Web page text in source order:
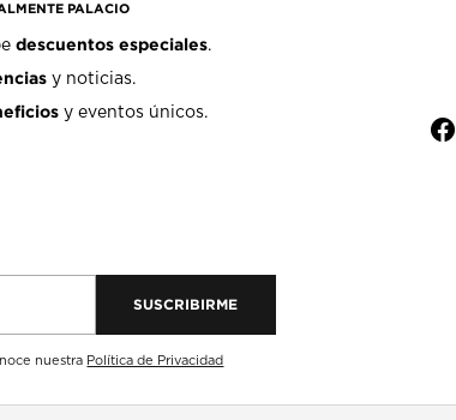
PALACIO
descuentos especiales.
y noticias.
y eventos únicos.
SUSCRIBIRME
nuestra Política de Privacidad
f